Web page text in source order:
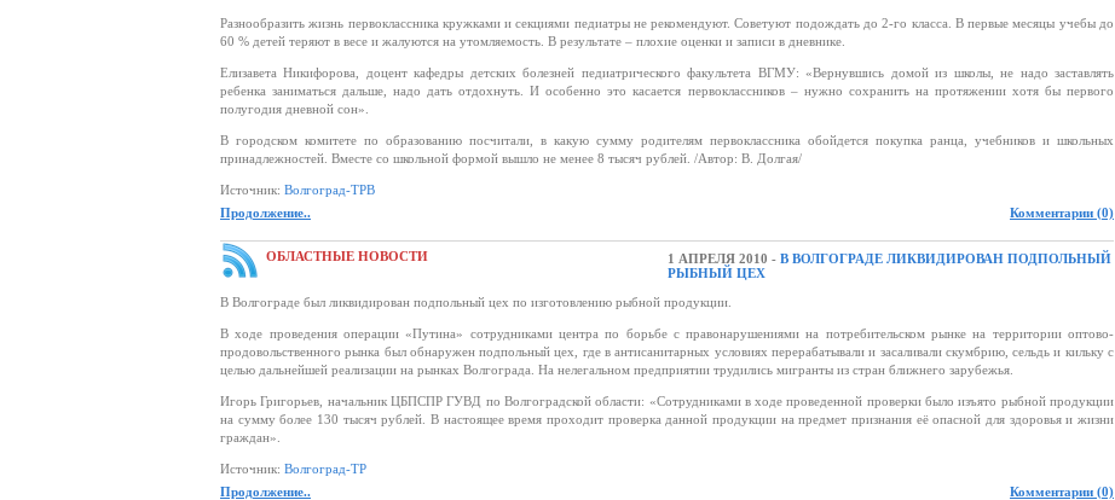
Разнообразить жизнь первоклассника кружками и секциями педиатры не рекомендуют. Советуют подождать до 2-го класса. В первые месяцы учебы до
60 % детей теряют в весе и жалуются на утомляемость. В результате – плохие оценки и записи в дневнике.
Елизавета Никифорова, доцент кафедры детских болезней педиатрического факультета ВГМУ: «Вернувшись домой из школы, не надо заставлять
ребенка заниматься дальше, надо дать отдохнуть. И особенно это касается первоклассников – нужно сохранить на протяжении хотя бы первого
полугодия дневной сон».
В городском комитете по образованию посчитали, в какую сумму родителям первоклассника обойдется покупка ранца, учебников и школьных
принадлежностей. Вместе со школьной формой вышло не менее 8 тысяч рублей. /Автор: В. Долгая/
Источник: Волгоград-ТРВ
Продолжение..
Комментарии (0)
ОБЛАСТНЫЕ НОВОСТИ 1 АПРЕЛЯ 2010 - В ВОЛГОГРАДЕ ЛИКВИДИРОВАН ПОДПОЛЬНЫЙ
РЫБНЫЙ ЦЕХ
В Волгограде был ликвидирован подпольный цех по изготовлению рыбной продукции.
В ходе проведения операции «Путина» сотрудниками центра по борьбе с правонарушениями на потребительском рынке на территории оптово-
продовольственного рынка был обнаружен подпольный цех, где в антисанитарных условиях перерабатывали и засаливали скумбрию, сельдь и кильку с
целью дальнейшей реализации на рынках Волгограда. На нелегальном предприятии трудились мигранты из стран ближнего зарубежья.
Игорь Григорьев, начальник ЦБПСПР ГУВД по Волгоградской области: «Сотрудниками в ходе проведенной проверки было изъято рыбной продукции
на сумму более 130 тысяч рублей. В настоящее время проходит проверка данной продукции на предмет признания её опасной для здоровья и жизни
граждан».
Источник: Волгоград-ТР
Продолжение..
Комментарии (0)